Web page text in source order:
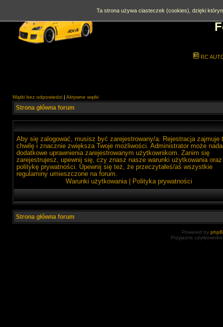
RC
Wątki bez odpowiedzi | Aktywne wątki
Strona główna forum
Aby się zalogować, musisz być zarejestrowany/a. Rejestracja zajmuje
chwilę i znacznie zwiększa Twoje możliwości. Administrator może
dodatkowe uprawnienia zarejestrowanym użytkownikom. Zanim się
zarejestrujesz, upewnij się, czy znasz nasze warunki użytkowania oraz
politykę prywatności. Upewnij się też, że przeczytałeś/aś wszystkie
regulaminy umieszczone na forum.
Warunki użytkowania| Polityka prywatności
Strona główna forum
Powered by
Przyjazne
Ta strona używa ciasteczek (cookies), dzięki